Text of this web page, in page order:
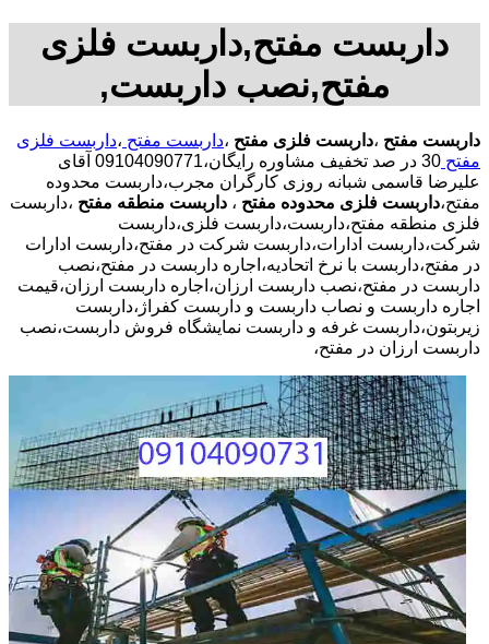
داربست مفتح,داربست فلزی
مفتح,نصب داربست,
داربست مفتح ،داربست فلزی مفتح ،داربست مفتح ،داربست فلزی
مفتح
30 در صد تخفیف مشاوره رایگان،09104090771 آقای
علیرضا قاسمی شبانه روزی کارگران مجرب،داربست محدوده
مفتح،داربست فلزی محدوده مفتح ، داربست منطقه مفتح ،داربست
فلزی منطقه مفتح،داربست،داربست فلزی،داربست
شرکت،داربست ادارات،داربست شرکت در مفتح،داربست ادارات
در مفتح،داربست با نرخ اتحادیه،اجاره داربست در مفتح،نصب
داربست در مفتح،نصب داربست ارزان،اجاره داربست ارزان،قیمت
اجاره داربست و نصاب داربست و داربست کفراژ،داربست
زیربتون،داربست غرفه و داربست نمایشگاه فروش داربست،نصب
داربست ارزان در مفتح،